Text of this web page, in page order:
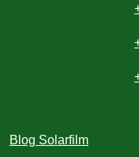
Blog Solarfilm